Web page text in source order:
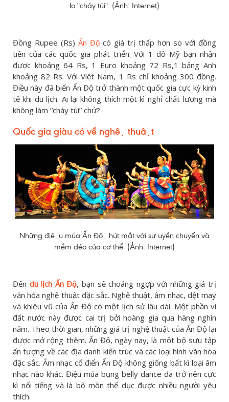
lo "cháy túi". (Ảnh: Internet)
Đồng Rupee (Rs) Ấn Độ có giá trị thấp hơn so với đồng
tiền của các quốc gia phát triển. Với 1 đô Mỹ bạn nhận
được khoảng 64 Rs, 1 Euro khoảng 72 Rs,1 bảng Anh
khoảng 82 Rs. Với Việt Nam, 1 Rs chỉ khoảng 300 đồng.
Điều này đã biến Ấn Độ trở thành một quốc gia cực kỳ kinh
tế khi du lịch. Ai lại không thích một kì nghỉ chất lượng mà
không làm “cháy túi” chứ?
Quốc gia giàu có về nghệ thuật
Những điệu múa Ấn Độ hút mắt với sự uyển chuyển và
mềm dẻo của cơ thể. (Ảnh: Internet)
Đến du lịch Ấn Độ, bạn sẽ choáng ngợp với những giá trị
văn hóa nghệ thuật đặc sắc. Nghệ thuật, âm nhạc, dệt may
và khiêu vũ của Ấn Độ có một lịch sử lâu dài. Một phần vì
đất nước này được cai trị bởi hoàng gia qua hàng nghìn
năm. Theo thời gian, những giá trị nghệ thuật của Ấn Độ lại
được mở rộng thêm. Ấn Độ, ngày nay, là một bộ sưu tập
ấn tượng về các địa danh kiến ​​trúc và các loại hình văn hóa
đặc sắc. Âm nhạc cổ điển Ấn Độ không giống bất kì loại âm
nhạc nào khác. Điệu múa bụng belly dance đã trở nên cực
kì nổi tiếng và là bộ môn thể dục được nhiều người yêu
thích.